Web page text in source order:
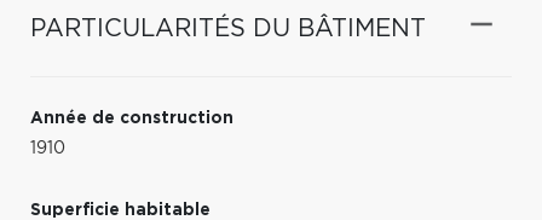
PARTICULARITÉS DU BÂTIMENT
Année de construction
1910
Superficie habitable